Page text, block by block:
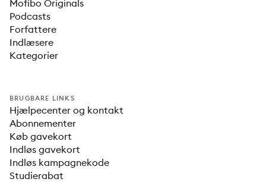
Mofibo Originals
Podcasts
Forfattere
Indlæsere
Kategorier
BRUGBARE LINKS
Hjælpecenter og kontakt
Abonnementer
Køb gavekort
Indløs gavekort
Indløs kampagnekode
Studierabat